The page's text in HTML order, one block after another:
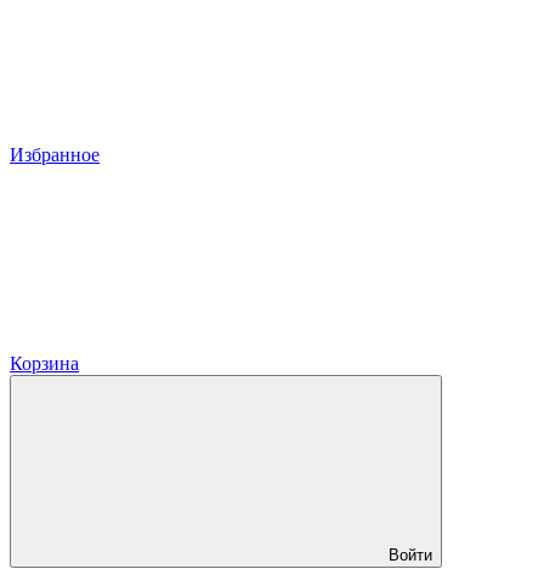
Избранное
Корзина
Войти